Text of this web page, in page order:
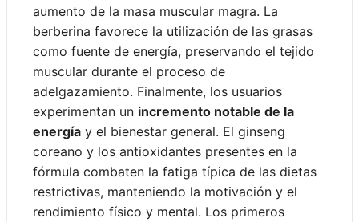
aumento de la masa muscular magra. La
berberina favorece la utilización de las grasas
como fuente de energía, preservando el tejido
muscular durante el proceso de
adelgazamiento. Finalmente, los usuarios
experimentan un incremento notable de la
energía y el bienestar general. El ginseng
coreano y los antioxidantes presentes en la
fórmula combaten la fatiga típica de las dietas
restrictivas, manteniendo la motivación y el
rendimiento físico y mental. Los primeros